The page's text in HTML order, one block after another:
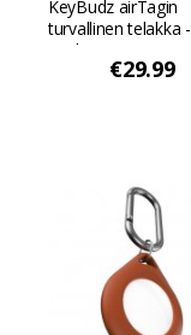
KeyBudz airTagin
turvallinen telakka -
Vaaleanpunainen
€29.99